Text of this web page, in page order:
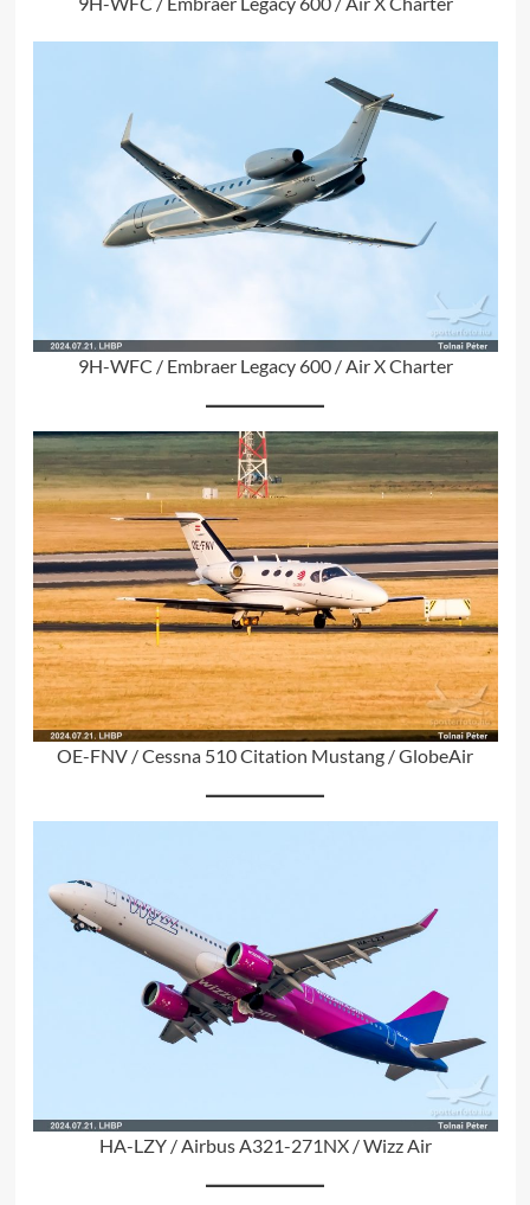
9H-WFC / Embraer Legacy 600 / Air X Charter
OE-FNV / Cessna 510 Citation Mustang / GlobeAir
HA-LZY / Airbus A321-271NX / Wizz Air